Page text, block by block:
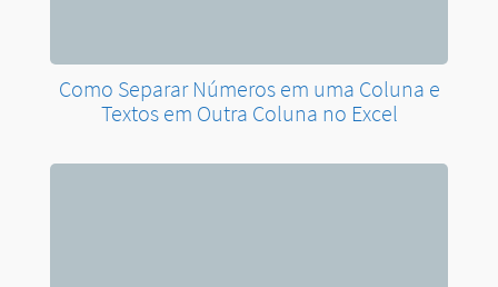
Como Separar Números em uma Coluna e
Textos em Outra Coluna no Excel